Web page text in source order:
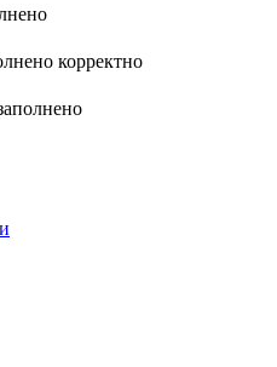
корректно